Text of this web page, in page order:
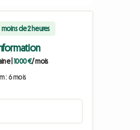
de 2 heures
|1000 €/ mois
: 6 mois